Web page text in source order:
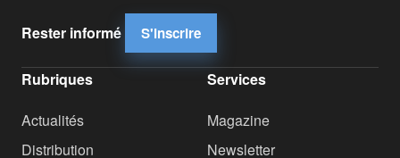
Rester informé S'inscrire
Rubriques
Actualités
Distribution
Services
Magazine
Newsletter